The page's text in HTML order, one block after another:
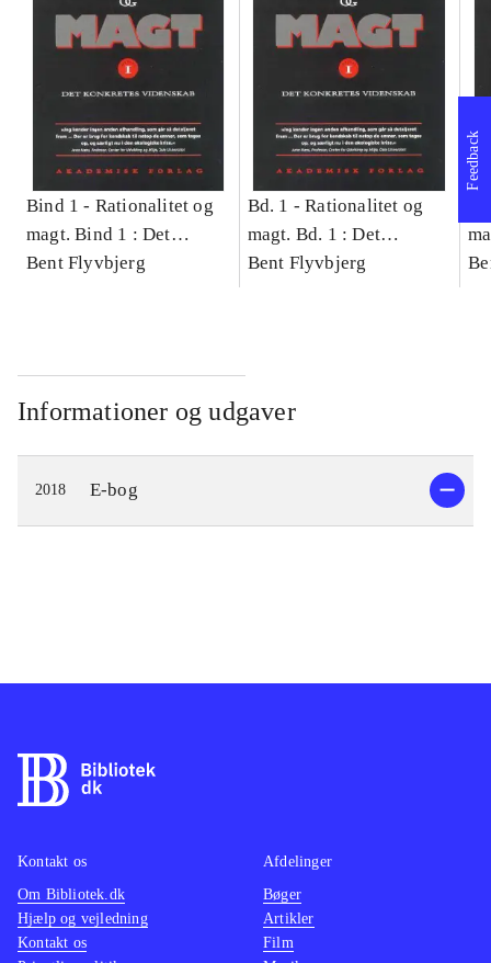
Bind 1 - Rationalitet og
magt. Bind 1 : Det
konkretes videnskab
Bent Flyvbjerg
Bd. 1 -Rationalitet og
magt. Bd. 1 : Det
konkretes videnskab
Bent Flyvbjerg
Informationer og udgaver
2018 E-bog
Feedback
Kontakt os
Om Bibliotek.dk
Hjælp og vejledning
Kontakt os
Afdelinger
Bøger
Artikler
Film